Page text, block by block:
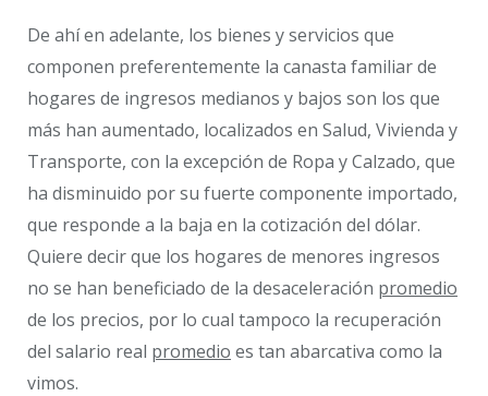
De ahí en adelante, los bienes y servicios que
componen preferentemente la canasta familiar de
hogares de ingresos medianos y bajos son los que
más han aumentado, localizados en Salud, Vivienda y
Transporte, con la excepción de Ropa y Calzado, que
ha disminuido por su fuerte componente importado,
que responde a la baja en la cotización del dólar.
Quiere decir que los hogares de menores ingresos
no se han beneficiado de la desaceleración promedio
de los precios, por lo cual tampoco la recuperación
del salario real promedio es tan abarcativa como la
vimos.